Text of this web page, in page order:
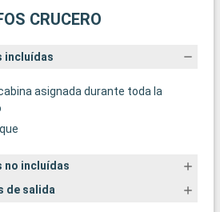
CRUCERO
incluídas
asignada durante toda la
no incluídas
de salida